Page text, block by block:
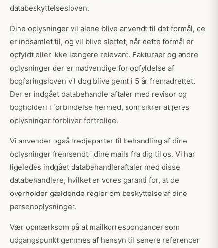
databeskyttelsesloven.
Dine oplysninger vil alene blive anvendt til det formål, de
er indsamlet til, og vil blive slettet, når dette formål er
opfyldt eller ikke længere relevant. Fakturaer og andre
oplysninger der er nødvendige for opfyldelse af
bogføringsloven vil dog blive gemt i 5 år fremadrettet.
Der er indgået databehandleraftaler med revisor og
bogholderi i forbindelse hermed, som sikrer at jeres
oplysninger forbliver fortrolige.
Vi anvender også tredjeparter til behandling af dine
oplysninger fremsendt i dine mails fra dig til os. Vi har
ligeledes indgået databehandleraftaler med disse
databehandlere, hvilket er vores garanti for, at de
overholder gældende regler om beskyttelse af dine
personoplysninger.
Vær opmærksom på at mailkorrespondancer som
udgangspunkt gemmes af hensyn til senere referencer